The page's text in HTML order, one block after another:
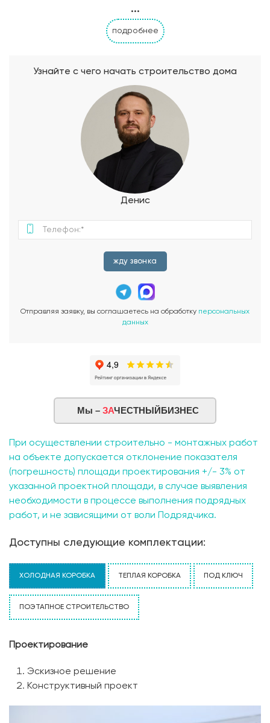
фундамента — монолитный. Тип кровельного покрытия —
металлочерепица. Облицовка стен – облицовочный кирпич
...
подробнее
Узнайте с чего начать строительство дома
Денис
жду звонка
Отправляя заявку, вы соглашаетесь на обработку персональных
данных
Мы – ЗАЧЕСТНЫЙБИЗНЕС
При осуществлении строительно - монтажных работ
на объекте допускается отклонение показателя
(погрешность) площади проектирования +/- 3% от
указанной проектной площади, в случае выявления
необходимости в процессе выполнения подрядных
работ, и не зависящими от воли Подрядчика.
Доступны следующие комплектации:
ХОЛОДНАЯ КОРОБКА ТЕПЛАЯ КОРОБКА ПОД КЛЮЧ
ПОЭТАПНОЕ СТРОИТЕЛЬСТВО
Проектирование
Эскизное решение
Конструктивный проект